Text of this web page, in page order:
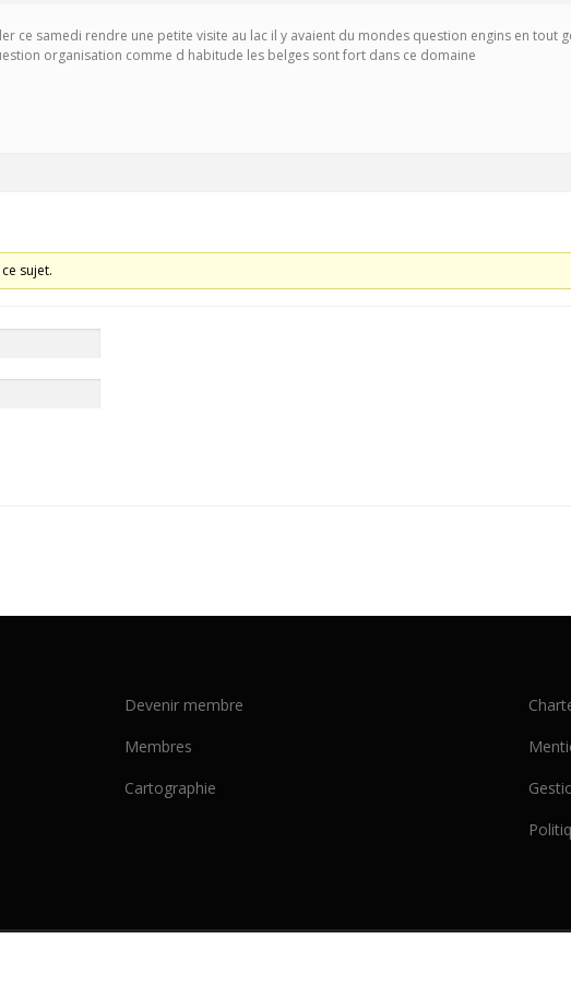
ce samedi rendre une petite visite au lac il y avaient du mondes question engins en
organisation comme d habitude les belges sont fort dans ce domaine
sujet.
Devenir membre
Membres
Cartographie